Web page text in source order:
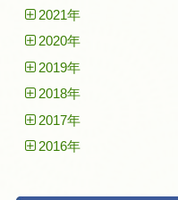
2021年
2020年
2019年
2018年
2017年
2016年